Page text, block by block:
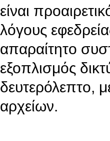
είναι
λόγους
απαραίτητο
εξοπλισμός
δευτερόλεπτο,
αρχείων.